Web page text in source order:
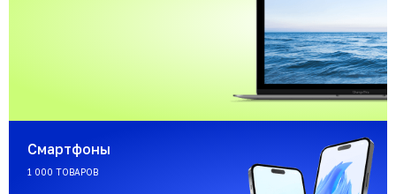
Смартфоны
1 000 ТОВАРОВ